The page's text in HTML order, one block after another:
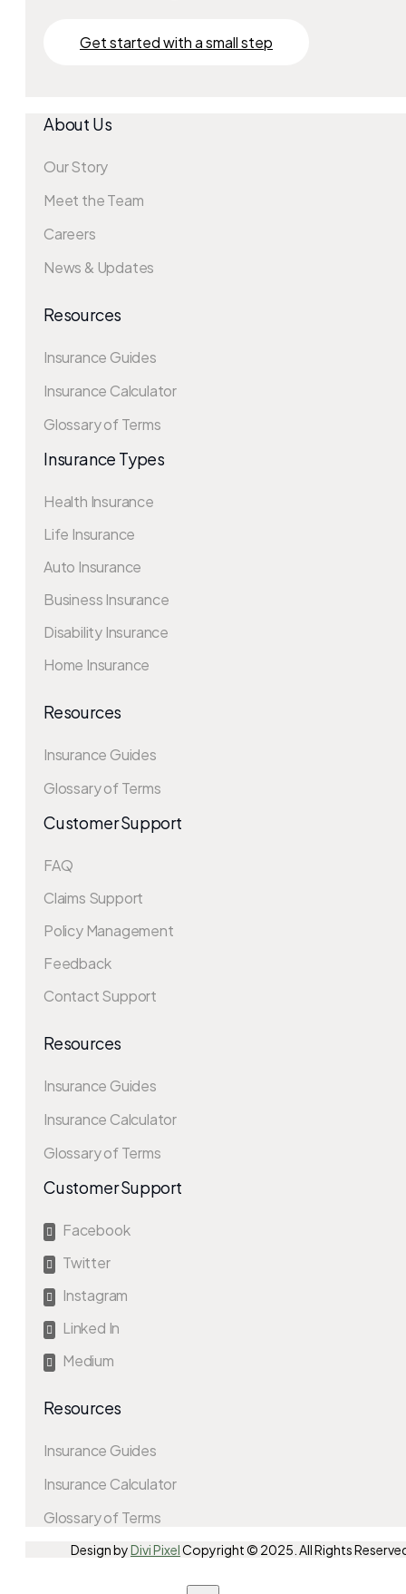
Get started with a small step
About Us
Our Story
Meet the Team
Careers
News & Updates
Resources
Insurance Guides
Insurance Calculator
Glossary of Terms
Insurance Types
Health Insurance
Life Insurance
Auto Insurance
Business Insurance
Disability Insurance
Home Insurance
Resources
Insurance Guides
Glossary of Terms
Customer Support
FAQ
Claims Support
Policy Management
Feedback
Contact Support
Resources
Insurance Guides
Insurance Calculator
Glossary of Terms
Customer Support
 Facebook
 Twitter
 Instagram
 Linked In
 Medium
Resources
Insurance Guides
Insurance Calculator
Glossary of Terms
Design byDivi PixelCopyright © 2025. All Rights